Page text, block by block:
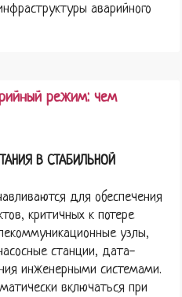
аварийного
режим: чем
В СТАБИЛЬНОЙ
для обеспечения
критичных к потере
узлы,
станции, дата-
инженерными системами.
включаться при